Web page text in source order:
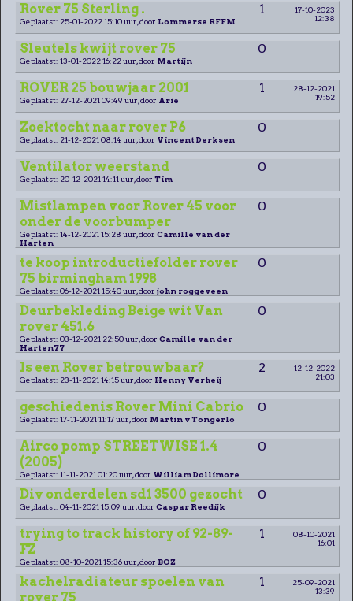
Rover 75 Sterling . 1
17-10-2023
12:38
Geplaatst: 25-01-2022 15:10 uur, door Lommerse RFFM
Sleutels kwijt rover 75 0
Geplaatst: 13-01-2022 16:22 uur, door Martijn
ROVER 25 bouwjaar 2001 1
28-12-2021
19:52
Geplaatst: 27-12-2021 09:49 uur, door Arie
Zoektocht naar rover P6 0
Geplaatst: 21-12-2021 08:14 uur, door Vincent Derksen
Ventilator weerstand 0
Geplaatst: 20-12-2021 14:11 uur, door Tim
Mistlampen voor Rover 45 voor
onder de voorbumper
0
Geplaatst: 14-12-2021 15:28 uur, door Camille van der
Harten
te koop introductiefolder rover
75 birmingham 1998
0
Geplaatst: 06-12-2021 15:40 uur, door john roggeveen
Deurbekleding Beige wit Van
rover 451.6
0
Geplaatst: 03-12-2021 22:50 uur, door Camille van der
Harten77
Is een Rover betrouwbaar? 2
12-12-2022
21:03
Geplaatst: 23-11-2021 14:15 uur, door Henny Verheij
geschiedenis Rover Mini Cabrio 0
Geplaatst: 17-11-2021 11:17 uur, door Martin v Tongerlo
Airco pomp STREETWISE 1.4
(2005)
0
Geplaatst: 11-11-2021 01:20 uur, door William Dollimore
Div onderdelen sd1 3500 gezocht 0
Geplaatst: 04-11-2021 15:09 uur, door Caspar Reedijk
trying to track history of 92-89-
FZ
1
08-10-2021
16:01
Geplaatst: 08-10-2021 15:36 uur, door BOZ
kachelradiateur spoelen van
rover 75
1
25-09-2021
13:39